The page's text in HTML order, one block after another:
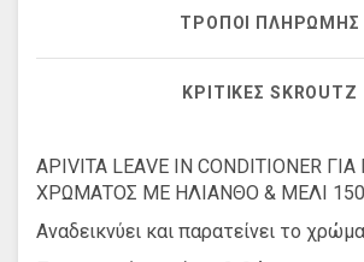
ΤΡΌΠΟΙ ΠΛΗΡΩΜΉΣ
ΚΡΙΤΙΚΈΣ SKROUTZ
APIVITA LΕΑVE IN CONDITIONER
ΧΡΩΜΑΤΟΣ ΜΕ ΗΛΙΑΝΘΟ & ΜΕΛΙ
Αναδεικνύει και παρατείνει το χρώμα